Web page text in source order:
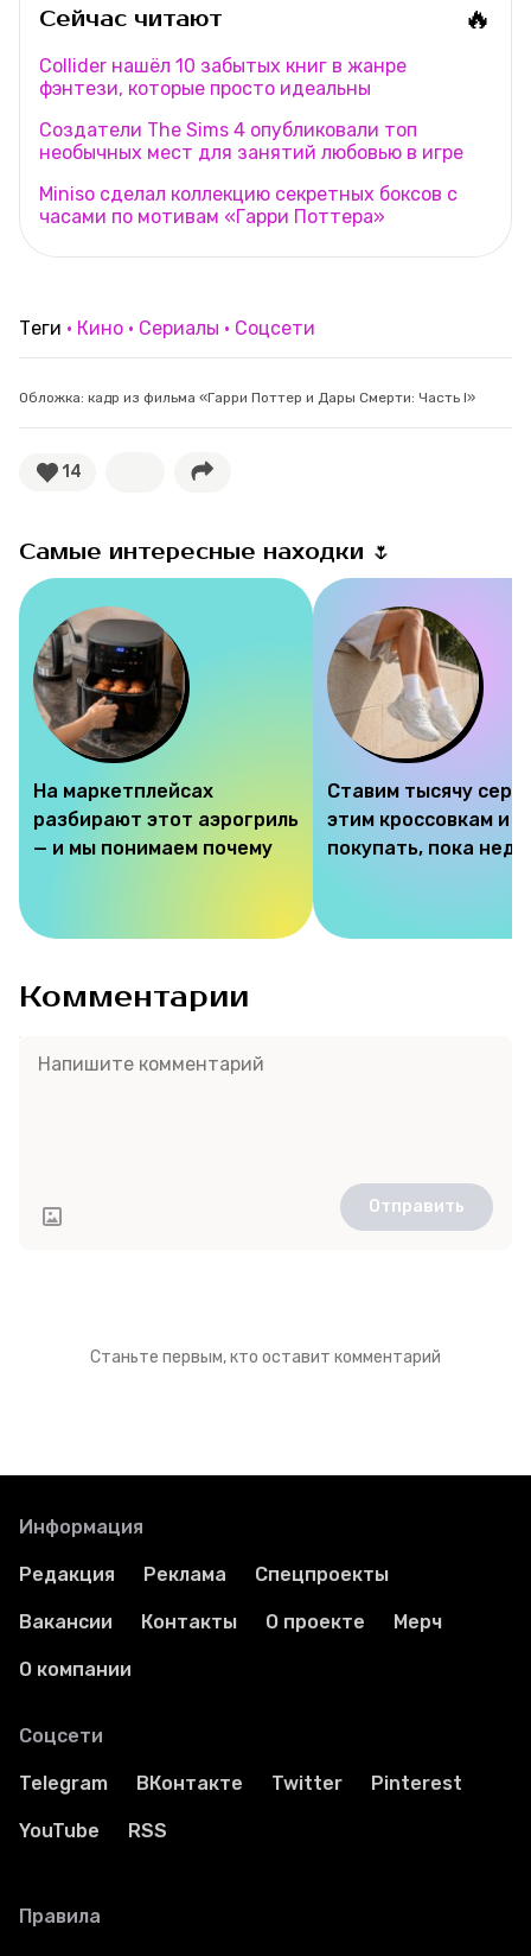
Сейчас читают 🔥
Collider нашёл 10 забытых книг в жанре
фэнтези, которые просто идеальны
Создатели The Sims 4 опубликовали топ
необычных мест для занятий любовью в игре
Miniso сделал коллекцию секретных боксов с
часами по мотивам «Гарри Поттера»
Теги Кино Сериалы Соцсети
Обложка: кадр из фильма «Гарри Поттер и Дары Смерти: Часть I»
14
Самые интересные находки 🌷
На маркетплейсах
разбирают этот аэрогриль
— и мы понимаем почему
Ставим тысячу
этим кроссовкам и
покупать, пока
Комментарии
Отправить
Станьте первым, кто оставит комментарий
Информация
Редакция Реклама Спецпроекты
Вакансии Контакты О проекте Мерч
О компании
Соцсети
Telegram ВКонтакте Twitter Pinterest
YouTube RSS
Правила